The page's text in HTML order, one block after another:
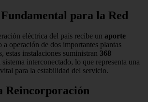
para la Red
eléctrica del país recibe un aporte
a operación de dos importantes plantas
estas instalaciones suministran 368
sistema interconectado, lo que representa una
para la estabilidad del servicio.
Reincorporación